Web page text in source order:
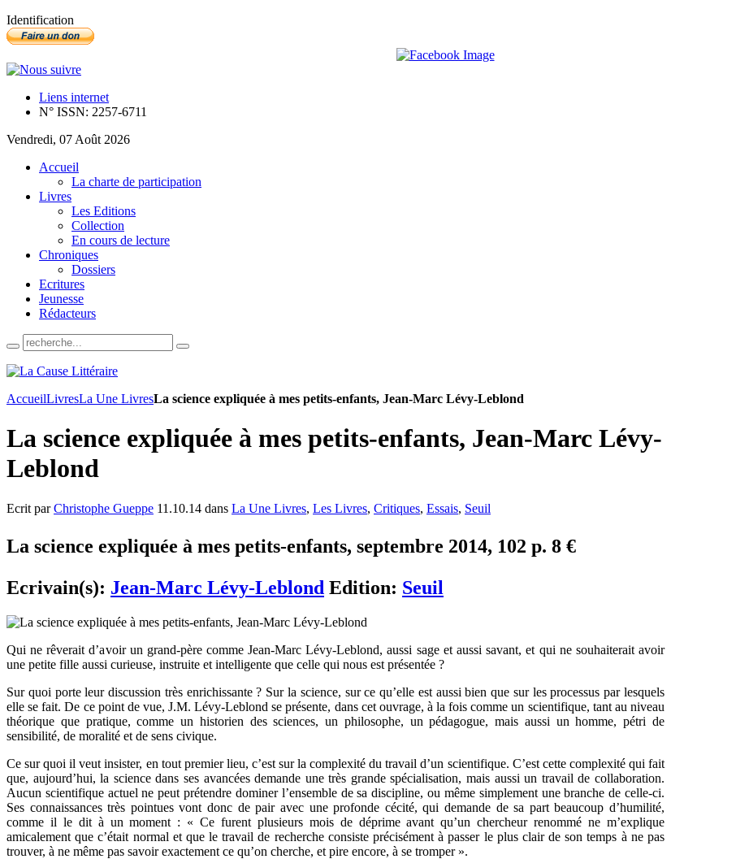
Identification
Liens internet
N° ISSN: 2257-6711
Vendredi, 07 Août 2026
Accueil
La charte de participation
Livres
Les Editions
Collection
En cours de lecture
Chroniques
Dossiers
Ecritures
Jeunesse
Rédacteurs
AccueilLivresLa Une LivresLa science expliquée à mes petits-enfants, Jean-Marc Lévy-Leblond
La science expliquée à mes petits-enfants, Jean-Marc Lévy-
Leblond
Ecrit parChristophe Gueppe 11.10.14 dans La Une Livres, Les Livres, Critiques, Essais, Seuil
La science expliquée à mes petits-enfants, septembre 2014, 102 p. 8 €
Ecrivain(s): Jean-Marc Lévy-Leblond Edition: Seuil
Qui ne rêverait d’avoir un grand-père comme Jean-Marc Lévy-Leblond, aussi sage et aussi savant, et qui ne souhaiterait avoir
une petite fille aussi curieuse, instruite et intelligente que celle qui nous est présentée ?
Sur quoi porte leur discussion très enrichissante ? Sur la science, sur ce qu’elle est aussi bien que sur les processus par lesquels
elle se fait. De ce point de vue, J.M. Lévy-Leblond se présente, dans cet ouvrage, à la fois comme un scientifique, tant au niveau
théorique que pratique, comme un historien des sciences, un philosophe, un pédagogue, mais aussi un homme, pétri de
sensibilité, de moralité et de sens civique.
Ce sur quoi il veut insister, en tout premier lieu, c’est sur la complexité du travail d’un scientifique. C’est cette complexité qui fait
que, aujourd’hui, la science dans ses avancées demande une très grande spécialisation, mais aussi un travail de collaboration.
Aucun scientifique actuel ne peut prétendre dominer l’ensemble de sa discipline, ou même simplement une branche de celle-ci.
Ses connaissances très pointues vont donc de pair avec une profonde cécité, qui demande de sa part beaucoup d’humilité,
comme il le dit à un moment : « Ce furent plusieurs mois de déprime avant qu’un chercheur renommé ne m’explique
amicalement que c’était normal et que le travail de recherche consiste précisément à passer le plus clair de son temps à ne pas
trouver, à ne même pas savoir exactement ce qu’on cherche, et pire encore, à se tromper ».